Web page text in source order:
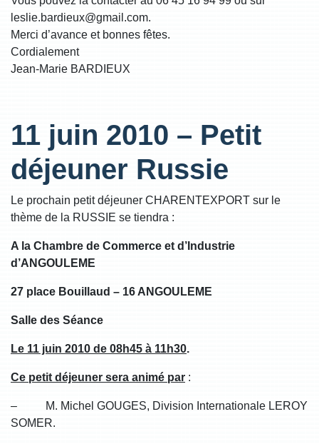
leslie.bardieux@gmail.com.
Merci d’avance et bonnes fêtes.
Cordialement
Jean-Marie BARDIEUX
11 juin 2010 – Petit
déjeuner Russie
Le prochain petit déjeuner CHARENTEXPORT sur le
thème de la RUSSIE se tiendra :
A la Chambre de Commerce et d’Industrie
d’ANGOULEME
27 place Bouillaud – 16 ANGOULEME
Salle des Séance
Le 11 juin 2010 de 08h45 à 11h30.
Ce petit déjeuner sera animé par :
– M. Michel GOUGES, Division Internationale LEROY
SOMER.